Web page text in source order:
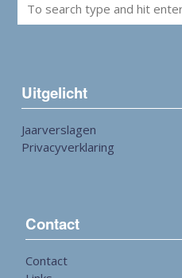
Uitgelicht
Jaarverslagen
Privacyverklaring
Contact
Contact